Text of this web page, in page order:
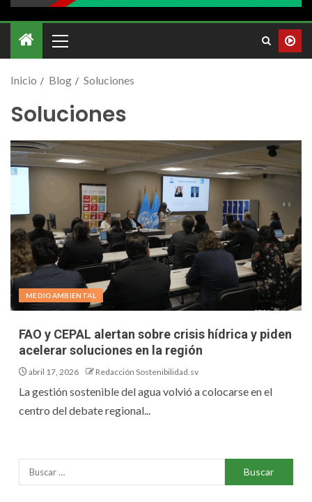
Inicio Blog Soluciones
Soluciones
MEDIOAMBIENTAL
FAO y CEPAL alertan sobre crisis hídrica y piden
acelerar soluciones en la región
abril 17, 2026 Redacción Sostenibilidad.sv
La gestión sostenible del agua volvió a colocarse en el
centro del debate regional...